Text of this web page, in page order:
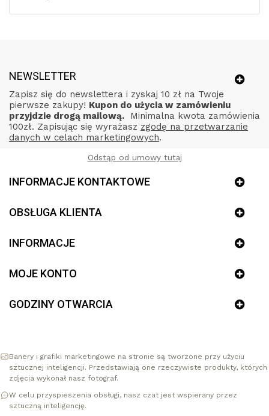
NEWSLETTER
Zapisz się do newslettera i zyskaj 10 zł na Twoje
pierwsze zakupy! Kupon do użycia w zamówieniu
przyjdzie drogą mailową. Minimalna kwota zamówienia
100zł. Zapisując się wyrażasz zgodę na przetwarzanie
danych w celach marketingowych.
Odstąp od umowy tutaj
INFORMACJE KONTAKTOWE
OBSŁUGA KLIENTA
INFORMACJE
MOJE KONTO
GODZINY OTWARCIA
Banery i grafiki marketingowe na stronie są tworzone przy użyciu
sztucznej inteligencji. Przedstawiają one rzeczywiste produkty, których
zdjęcia wykonał nasz fotograf.
W celu przyspieszenia obsługi, nasz czat jest wspierany przez
sztuczną inteligencję.